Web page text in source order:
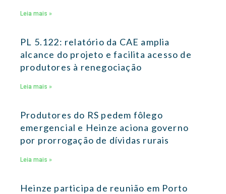
Leia mais »
PL 5.122: relatório da CAE amplia
alcance do projeto e facilita acesso de
produtores à renegociação
Leia mais »
Produtores do RS pedem fôlego
emergencial e Heinze aciona governo
por prorrogação de dívidas rurais
Leia mais »
Heinze participa de reunião em Porto